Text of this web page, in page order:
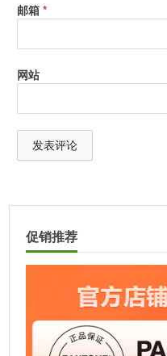
邮箱*
网站
l
促销推荐